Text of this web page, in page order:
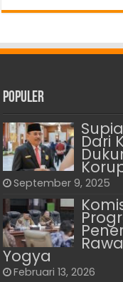
Populer
Dari
September 9, 2025
Yogya
Februari 13, 2026